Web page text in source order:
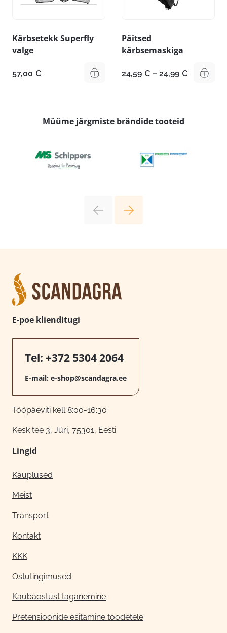
Kärbsetekk Superfly
valge
57,00 €
Päitsed
kärbsemaskiga
24,59 € – 24,99 €
Müüme järgmiste brändide tooteid
E-poe klienditugi
Tel: +372 5304 2064
E-mail: e-shop@scandagra.ee
Tööpäeviti kell 8:00-16:30
Kesk tee 3, Jüri, 75301, Eesti
Lingid
Kauplused
Meist
Transport
Kontakt
KKK
Ostutingimused
Kaubaostust taganemine
Pretensioonide esitamine toodetele